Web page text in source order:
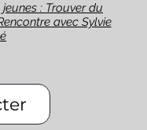
: Trouver du
avec Sylvie